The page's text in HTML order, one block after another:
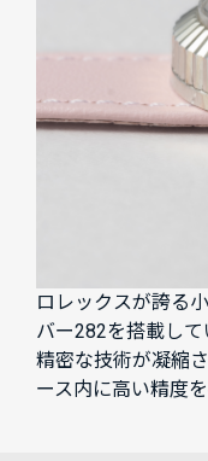
ロレックスが誇る
バー282を搭載し
精密な技術が凝縮
ース内に高い精度